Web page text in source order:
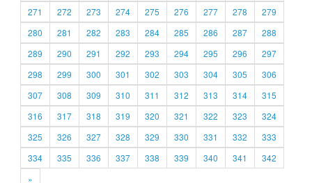
271
272 273 274 275 276 277 278
279
280
281 282 283 284 285 286 287
288
289
290 291 292 293 294 295 296
297
298
299 300 301 302 303 304 305
306
307
308 309 310 311 312 313 314
315
316
317 318 319 320 321 322 323
324
325
326 327 328 329 330 331 332
333
334
335 336 337 338 339 340 341
342
»